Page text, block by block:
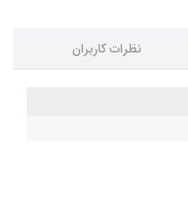
نظرات کاربران